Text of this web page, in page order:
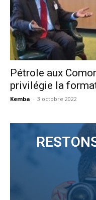
Pétrole aux
privilégie la
Kemba - 3 octobre 2022